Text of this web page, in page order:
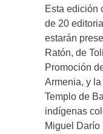
Esta edición
de 20
estarán
Ratón, de
Promoción
Armenia, y
Templo de
indígenas
Miguel